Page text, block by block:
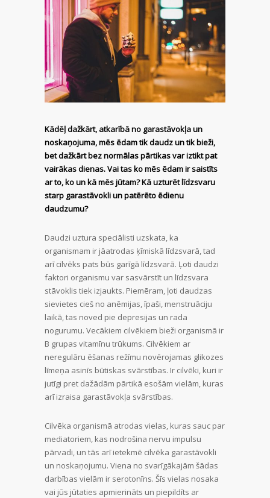
Kādēļ dažkārt, atkarībā no garastāvokļa un
noskaņojuma, mēs ēdam tik daudz un tik bieži,
bet dažkārt bez normālas pārtikas var iztikt pat
vairākas dienas. Vai tas ko mēs ēdam ir saistīts
ar to, ko un kā mēs jūtam? Kā uzturēt līdzsvaru
starp garastāvokli un patērēto ēdienu
daudzumu?
Daudzi uztura speciālisti uzskata, ka
organismam ir jāatrodas ķīmiskā līdzsvarā, tad
arī cilvēks pats būs garīgā līdzsvarā. Ļoti daudzi
faktori organismu var sasvārstīt un līdzsvara
stāvoklis tiek izjaukts. Piemēram, ļoti daudzas
sievietes cieš no anēmijas, īpaši, menstruāciju
laikā, tas noved pie depresijas un rada
nogurumu. Vecākiem cilvēkiem bieži organismā ir
B grupas vitamīnu trūkums. Cilvēkiem ar
neregulāru ēšanas režīmu novērojamas glikozes
līmeņa asinīs būtiskas svārstības. Ir cilvēki, kuri ir
jutīgi pret dažādām pārtikā esošām vielām, kuras
arī izraisa garastāvokļa svārstības.
Cilvēka organismā atrodas vielas, kuras sauc par
mediatoriem, kas nodrošina nervu impulsu
pārvadi, un tās arī ietekmē cilvēka garastāvokli
un noskaņojumu. Viena no svarīgākajām šādas
darbības vielām ir serotonīns. Šīs vielas nosaka
vai jūs jūtaties apmierināts un piepildīts ar